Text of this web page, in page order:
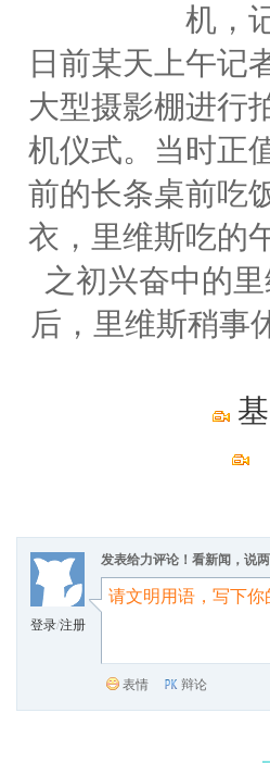
机，
日前某天上午记
大型摄影棚进行
机仪式。当时正
前的长条桌前吃
衣，里维斯吃的
之初兴奋中的
后，里维斯稍事
登录/注册
发表给力评论！看新闻，说两
表情 辩论